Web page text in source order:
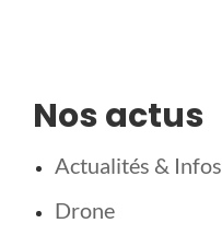
Nos actus
Actualités & Infos
Drone